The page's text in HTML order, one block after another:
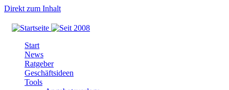
Direkt zum Inhalt
Start
News
Ratgeber
Geschäftsideen
Tools